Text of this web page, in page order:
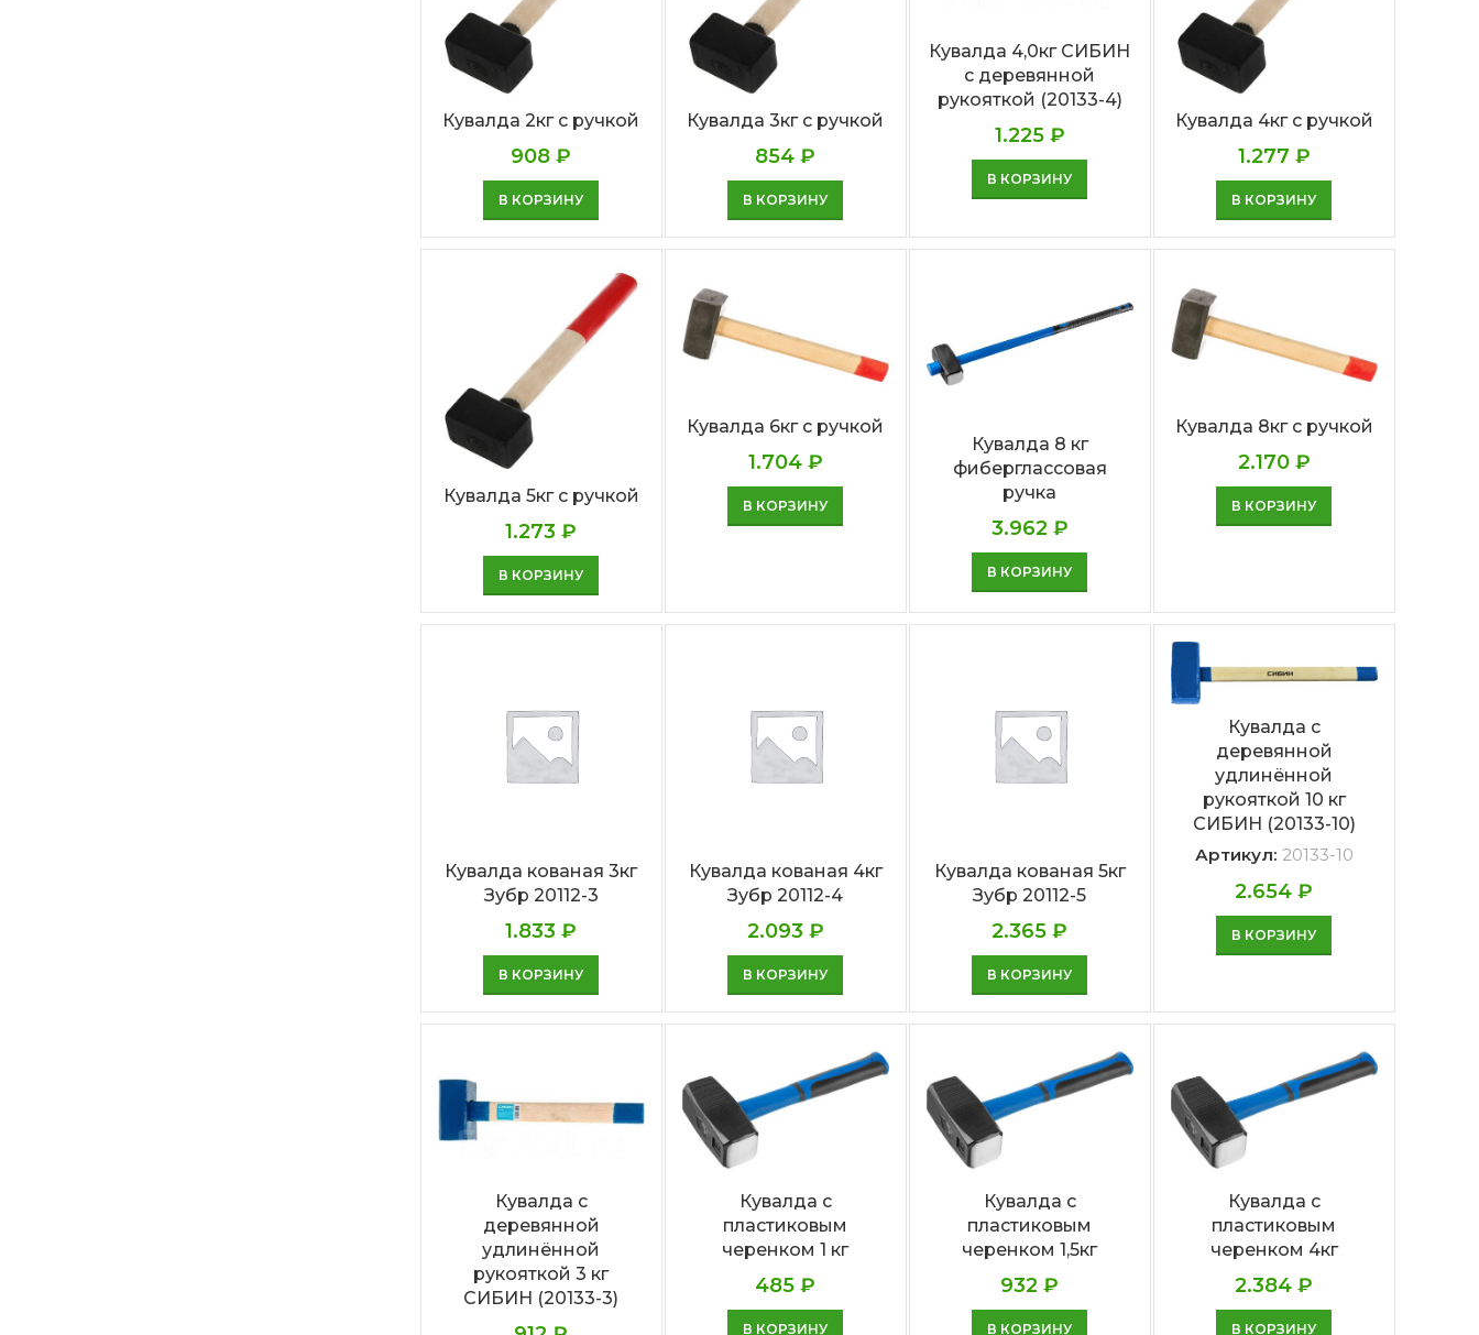
Кувалда 2кг с ручкой
908₽
В КОРЗИНУ
Кувалда 3кг с ручкой
854₽
В КОРЗИНУ
Кувалда 4,0кг СИБИН
с деревянной
рукояткой (20133-4)
1.225 ₽
В КОРЗИНУ
Кувалда 4кг с ручкой
1.277 ₽
В КОРЗИНУ
Кувалда 5кг с ручкой
1.273₽
В КОРЗИНУ
Кувалда 6кг с ручкой
1.704 ₽
В КОРЗИНУ
Кувалда 8 кг
фиберглассовая
ручка
3.962 ₽
В КОРЗИНУ
Кувалда 8кг с ручкой
2.170 ₽
В КОРЗИНУ
Кувалда кованая 3кг
Зубр 20112-3
1.833₽
В КОРЗИНУ
Кувалда кованая 4кг
Зубр 20112-4
2.093 ₽
В КОРЗИНУ
Кувалда кованая 5кг
Зубр 20112-5
2.365₽
В КОРЗИНУ
Кувалда с
деревянной
удлинённой
рукояткой 10 кг
СИБИН (20133-10)
Артикул: 20133-10
2.654₽
В КОРЗИНУ
Кувалда с
деревянной
удлинённой
рукояткой 3 кг
СИБИН (20133-3)
Кувалда с
пластиковым
черенком 1 кг
485₽
В КОРЗИНУ
Кувалда с
пластиковым
черенком 1,5кг
932₽
В КОРЗИНУ
Кувалда с
пластиковым
черенком 4кг
2.384₽
В КОРЗИНУ